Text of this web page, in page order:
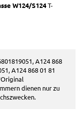
W124/S124T-
A124 868
A124 868 01 81
dienen nur zu